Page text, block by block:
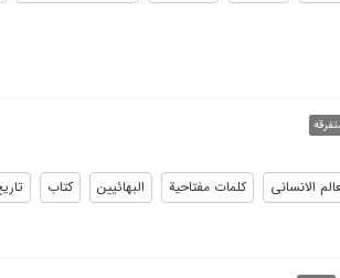
الانسانی کلمات مفتاحیة البهائیین کتاب